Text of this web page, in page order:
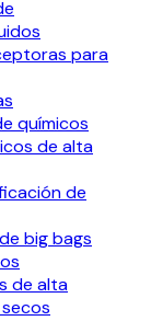
para
químicos
de alta
de
big bags
de alta